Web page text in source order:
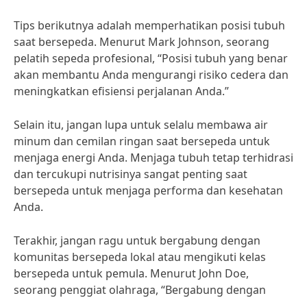
Tips berikutnya adalah memperhatikan posisi tubuh
saat bersepeda. Menurut Mark Johnson, seorang
pelatih sepeda profesional, “Posisi tubuh yang benar
akan membantu Anda mengurangi risiko cedera dan
meningkatkan efisiensi perjalanan Anda.”
Selain itu, jangan lupa untuk selalu membawa air
minum dan cemilan ringan saat bersepeda untuk
menjaga energi Anda. Menjaga tubuh tetap terhidrasi
dan tercukupi nutrisinya sangat penting saat
bersepeda untuk menjaga performa dan kesehatan
Anda.
Terakhir, jangan ragu untuk bergabung dengan
komunitas bersepeda lokal atau mengikuti kelas
bersepeda untuk pemula. Menurut John Doe,
seorang penggiat olahraga, “Bergabung dengan